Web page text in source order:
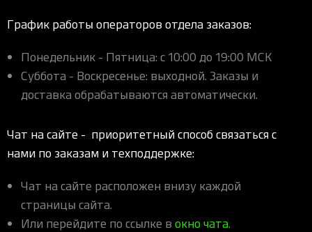
Аксессуары
Новинки
Аксессуары для мышей
Игровые мыши
Аксессуары для клавиатур
Все клавиатуры
Аксессуары для аудио
Все аудио для ПК
Kiyo
Контроллеры
Освещение
Ripsaw
Firefly
HyperFlux V2
Strider
Sphex
Pro Glide
Pro Click V2 Vertical
Pro Type Ergo
Pro Type
Pro Glide XXL
Софт
Synapse 4
Synapse 3
THX Spatial
Synapse 2 Legacy
Virtual Ring Light
Игровые ивенты
График работы операторов отдела заказов:
Понедельник - Пятница: с 10:00 до 19:00 МСК
Суббота - Воскресенье: выходной. Заказы и
доставка обрабатываются автоматически.
Чат на сайте - приоритетный способ связаться с
нами по заказам и техподдержке:
Чат на сайте расположен внизу каждой
страницы сайта.
Или перейдите по ссылке в окно чата.